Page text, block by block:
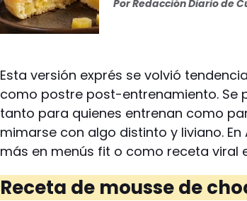
PorRedacción Diario de
Esta versión exprés se volvió
como postre post-entrenamiento. Se
tanto para quienes entrenan como
mimarse con algo distinto y liviano.
más en menús fit o como receta viral
Receta de mousse de